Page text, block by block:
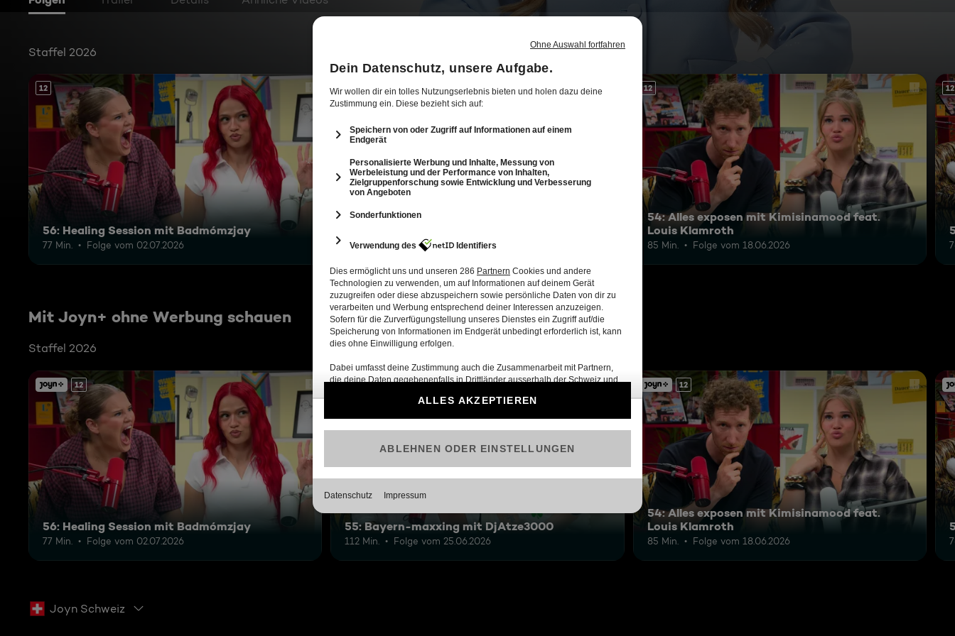
Staffel 2026
12
56: Healing Session mit Badmómzjay
77 Min. Folge vom 02.07.2026
12
112 Min. Folge vom 25.06.2026
12
54: Alles exposen mit Kimisinamood feat.
Louis Klamroth
85 Min. Folge vom 18.06.2026
12
Mit Joyn+ ohne Werbung schauen
Staffel 2026
12
56: Healing Session mit Badmómzjay
77 Min. Folge vom 02.07.2026
12
55: Bayern-maxxing mit DjAtze3000
112 Min. Folge vom 25.06.2026
12
54: Alles exposen mit Kimisinamood feat.
Louis Klamroth
85 Min. Folge vom 18.06.2026
Joyn Schweiz